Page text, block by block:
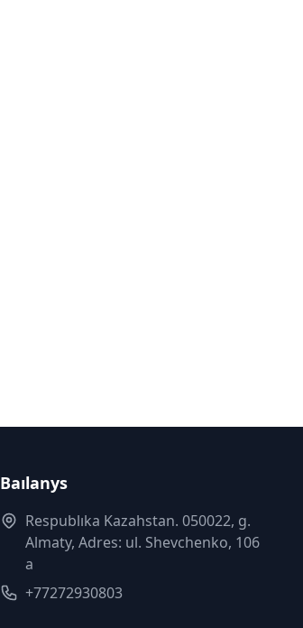
Baılanys
Respublıka Kazahstan. 050022, g.
Almaty, Adres: ul. Shevchenko, 106
a
+77272930803